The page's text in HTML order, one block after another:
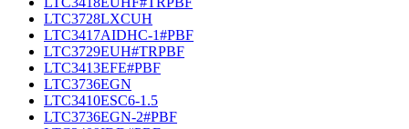
LTC3728LXCUH
LTC3417AIDHC-1#PBF
LTC3729EUH#TRPBF
LTC3413EFE#PBF
LTC3736EGN
LTC3410ESC6-1.5
LTC3736EGN-2#PBF